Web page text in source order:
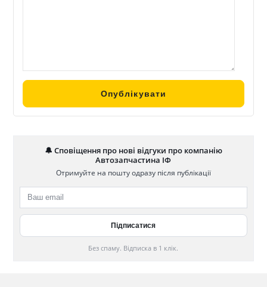
🔔 Сповіщення про нові відгуки про компанію
Автозапчастина ІФ
Отримуйте на пошту одразу після публікації
Без спаму. Відписка в 1 клік.